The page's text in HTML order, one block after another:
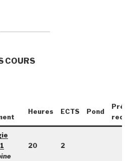
COURS
Heures ECTS Pond
Pré-
requis
20 2